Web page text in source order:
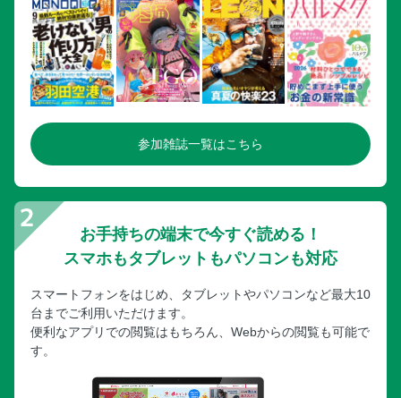
参加雑誌一覧はこちら
お手持ちの端末で今すぐ読める！
スマホもタブレットもパソコンも対応
スマートフォンをはじめ、タブレットやパソコンなど最大10
台までご利用いただけます。
便利なアプリでの閲覧はもちろん、Webからの閲覧も可能で
す。